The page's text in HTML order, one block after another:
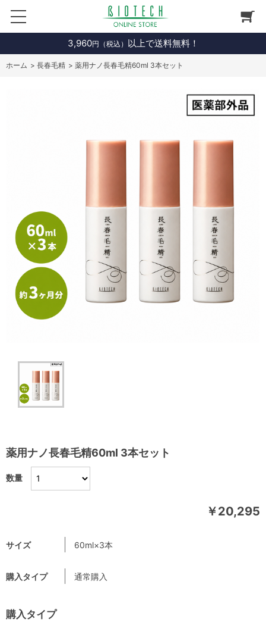
3,960円（税込） 以上で送料無料！
ホーム > 長春毛精 > 薬用ナノ長春毛精60ml 3本セット
薬用ナノ長春毛精60ml 3本セット
￥20,295
サイズ 60ml×3本
購入タイプ 通常購入
購入タイプ
数量